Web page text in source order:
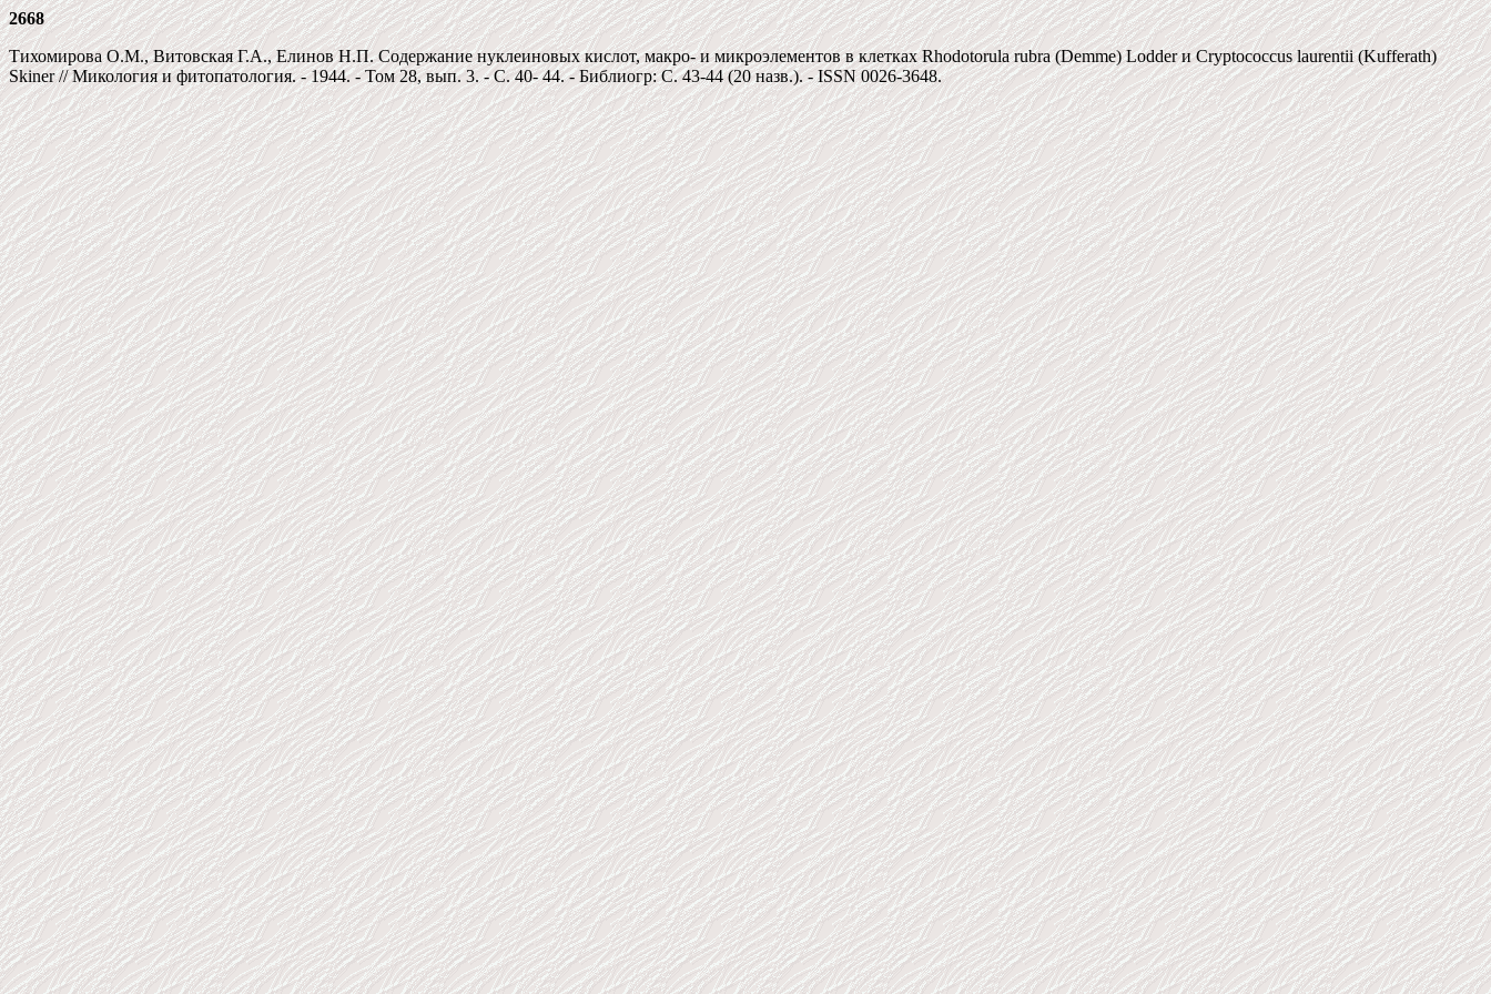
2668
Тихомирова О.М., Витовская Г.А., Елинов Н.П. Содержание нуклеиновых кислот, макро- и микроэлементов в клетках Rhodotorula rubra (Demme) Lodder и Cryptococcus laurentii (Kufferath)
Skiner // Микология и фитопатология. - 1944. - Том 28, вып. 3. - С. 40- 44. - Библиогр: С. 43-44 (20 назв.). - ISSN 0026-3648.